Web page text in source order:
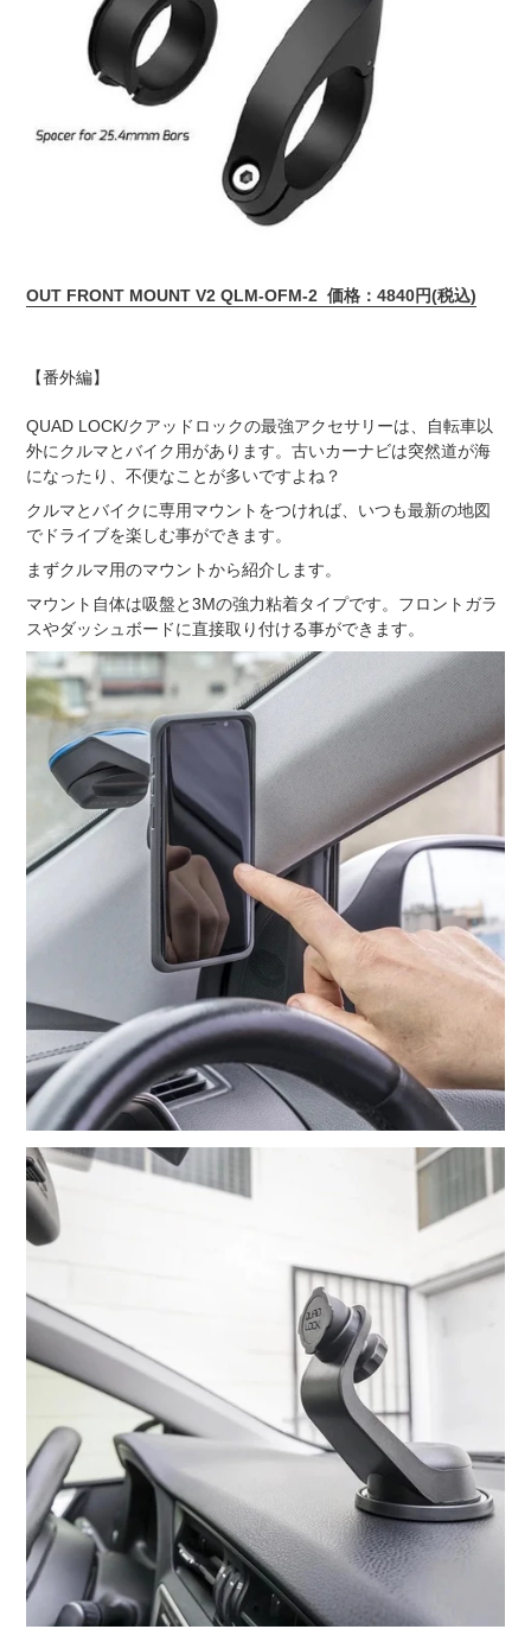
OUT FRONT MOUNT V2 QLM-OFM-2 価格：4840円(税込)
【番外編】
QUAD LOCK/クアッドロックの最強アクセサリーは、自転車以
外にクルマとバイク用があります。古いカーナビは突然道が海
になったり、不便なことが多いですよね？
クルマとバイクに専用マウントをつければ、いつも最新の地図
でドライブを楽しむ事ができます。
まずクルマ用のマウントから紹介します。
マウント自体は吸盤と3Mの強力粘着タイプです。フロントガラ
スやダッシュボードに直接取り付ける事ができます。